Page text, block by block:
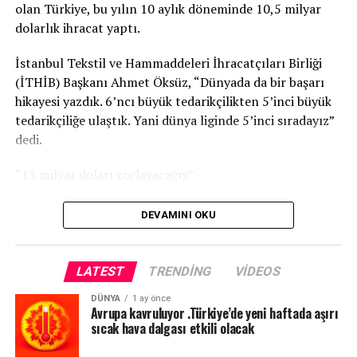
üstlenilerek silinmişti.
EDECEK Mİ?
Hükümet DAÜ’nün tüm borçlarını üstlenip bataktan
kurtardığı hade; Rektör Hasan Kılıç’ın kötü yönetimiyle
üniversitenin içinden çıkılamaz batağa sürükleneceği ve
Nazım Çavuşoğlu’nun DAÜ içerisinde ki bu keyfi duruma
ne vakit müdahale edeceği merakla bekleniyor.
REKTÖR HASAN KILIÇ İRAN GEZİSİNİ NEDEN İPTAL
ETTİ
olan Türkiye, bu yılın 10 aylık döneminde 10,5 milyar
dolarlık ihracat yaptı.
İstanbul Tekstil ve Hammaddeleri İhracatçıları Birliği
(İTHİB) Başkanı Ahmet Öksüz, “Dünyada da bir başarı
hikayesi yazdık. 6’ncı büyük tedarikçilikten 5’inci büyük
tedarikçiliğe ulaştık. Yani dünya liginde 5’inci sıradayız”
dedi.
Ahmet Öksüz, “Yıl sonunda da inşallah 13 milyar doları
zorlayacağız. Zaten hazır giyim sektörüyle birlikte 30
milyar doları geçeceğiz. Ana pazarımızdaki pazar
payımız yüzde 14’lerden 17’lere çıkarttık” dedi.
TRT
DEVAMINI OKU
LATEST TRENDING VIDEOS
DÜNYA 1 ay önce
Avrupa kavruluyor .Türkiye’de yeni haftada aşırı
sıcak hava dalgası etkili olacak